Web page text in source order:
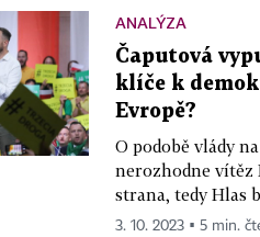
ANALÝZA
Čaputová
klíče k
Evropě?
O podobě vlády
nerozhodne vítěz
strana, tedy Hlas
3. 10. 2023 ▪ 5 min.